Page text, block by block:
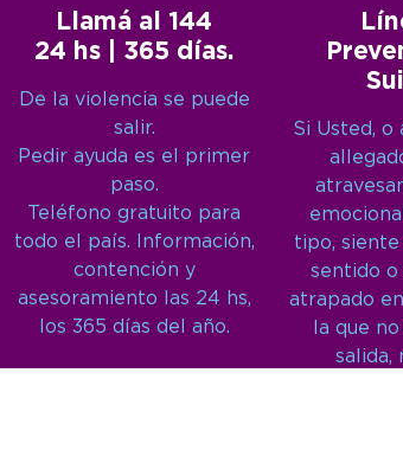
Llamá al 144
24 hs | 365 días.
De la violencia se puede
salir.
Pedir ayuda es el primer
paso.
Teléfono gratuito para
todo el país. Información,
contención y
asesoramiento las 24 hs,
los 365 días del año.
Si Usted, o
tipo, siente
sentido o
atrapado
la que
salida,